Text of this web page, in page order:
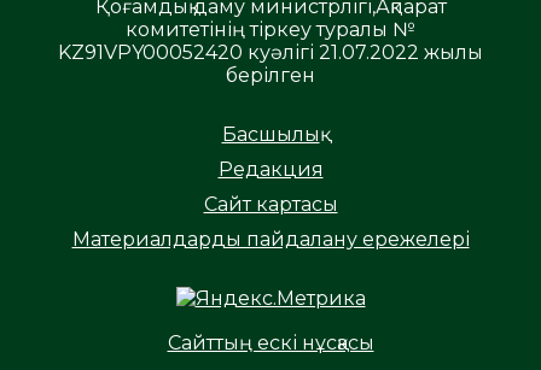
Қоғамдық даму министрлігі,Ақпарат
комитетінің тіркеу туралы №
KZ91VPY00052420 куәлігі 21.07.2022 жылы
берілген
Басшылық
Редакция
Сайт картасы
Материалдарды пайдалану ережелері
Сайттың ескі нұсқасы